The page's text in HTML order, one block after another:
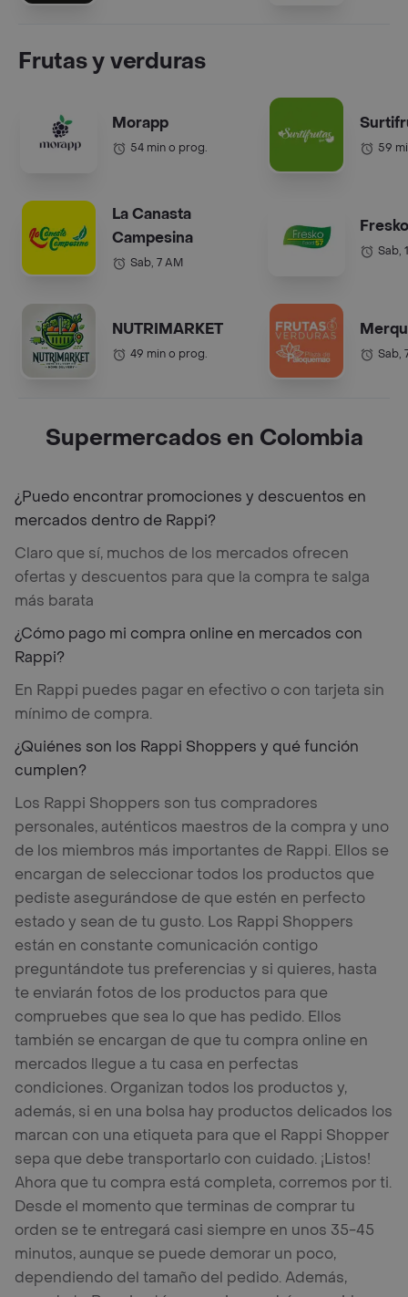
Frutas y verduras
Morapp
54 min o prog.
La Canasta
Campesina
Sab, 7 AM
NUTRIMARKET
49 min o prog.
59
Sab,
Sab,
Supermercados en Colombia
¿Puedo encontrar promociones y descuentos en
mercados dentro de Rappi?
Claro que sí, muchos de los mercados ofrecen
ofertas y descuentos para que la compra te salga
más barata
¿Cómo pago mi compra online en mercados con
Rappi?
En Rappi puedes pagar en efectivo o con tarjeta sin
mínimo de compra.
¿Quiénes son los Rappi Shoppers y qué función
cumplen?
Los Rappi Shoppers son tus compradores
personales, auténticos maestros de la compra y uno
de los miembros más importantes de Rappi. Ellos se
encargan de seleccionar todos los productos que
pediste asegurándose de que estén en perfecto
estado y sean de tu gusto. Los Rappi Shoppers
están en constante comunicación contigo
preguntándote tus preferencias y si quieres, hasta
te enviarán fotos de los productos para que
compruebes que sea lo que has pedido. Ellos
también se encargan de que tu compra online en
mercados llegue a tu casa en perfectas
condiciones. Organizan todos los productos y,
además, si en una bolsa hay productos delicados los
marcan con una etiqueta para que el Rappi Shopper
sepa que debe transportarlo con cuidado. ¡Listos!
Ahora que tu compra está completa, corremos por ti.
Desde el momento que terminas de comprar tu
orden se te entregará casi siempre en unos 35-45
minutos, aunque se puede demorar un poco,
dependiendo del tamaño del pedido. Además,